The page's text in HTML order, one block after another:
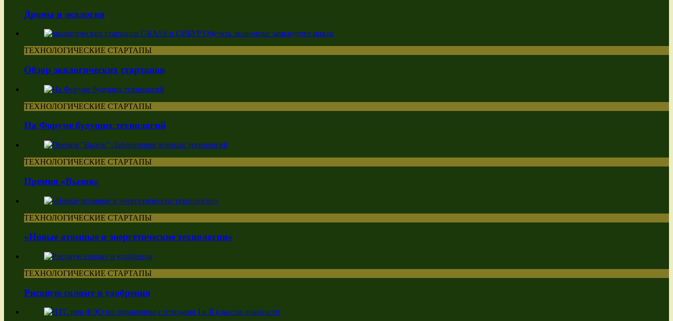
Дроны и экология
ТЕХНОЛОГИЧЕСКИЕ СТАРТАПЫ
Обзор экологических стартапов
ТЕХНОЛОГИЧЕСКИЕ СТАРТАПЫ
На Форуме будущих технологий
ТЕХНОЛОГИЧЕСКИЕ СТАРТАПЫ
Премия «Вызов»
ТЕХНОЛОГИЧЕСКИЕ СТАРТАПЫ
«Новые атомные и энергетические технологии»
ТЕХНОЛОГИЧЕСКИЕ СТАРТАПЫ
Рисовую солому в удобрения